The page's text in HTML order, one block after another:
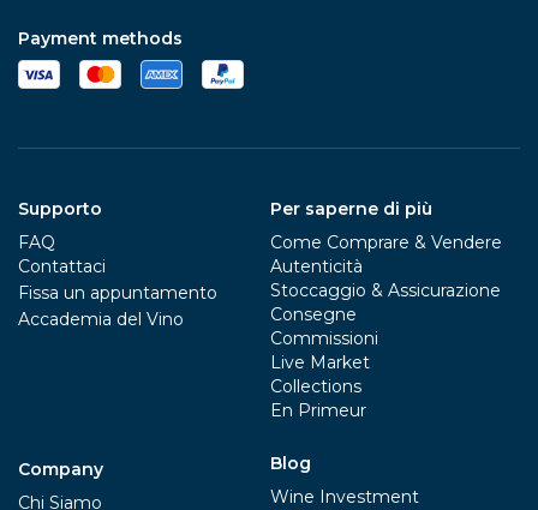
Payment methods
Supporto
FAQ
Contattaci
Fissa un appuntamento
Accademia del Vino
Company
Chi Siamo
Per saperne di più
Come Comprare & Vendere
Autenticità
Stoccaggio & Assicurazione
Consegne
Commissioni
Live Market
Collections
En Primeur
Blog
Wine Investment